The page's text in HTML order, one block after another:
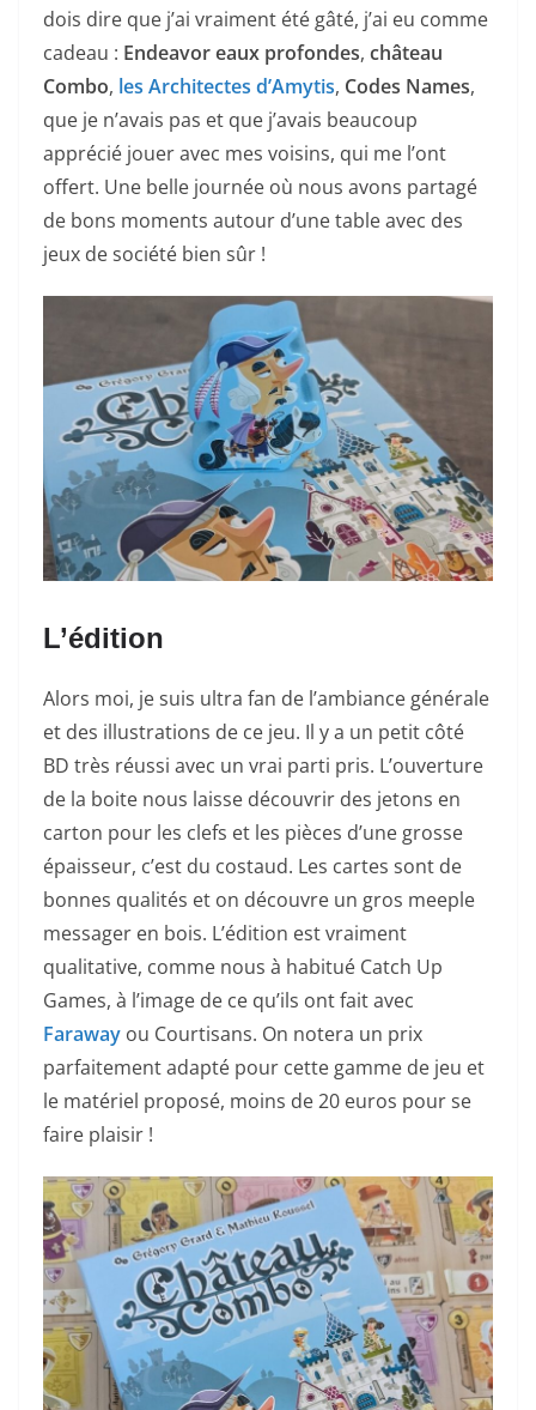
dois dire que j’ai vraiment été gâté, j’ai eu comme
cadeau : Endeavor eaux profondes, château
Combo, les Architectes d’Amytis, Codes Names,
que je n’avais pas et que j’avais beaucoup
apprécié jouer avec mes voisins, qui me l’ont
offert. Une belle journée où nous avons partagé
de bons moments autour d’une table avec des
jeux de société bien sûr !
L’édition
Alors moi, je suis ultra fan de l’ambiance générale
et des illustrations de ce jeu. Il y a un petit côté
BD très réussi avec un vrai parti pris. L’ouverture
de la boite nous laisse découvrir des jetons en
carton pour les clefs et les pièces d’une grosse
épaisseur, c’est du costaud. Les cartes sont de
bonnes qualités et on découvre un gros meeple
messager en bois. L’édition est vraiment
qualitative, comme nous à habitué Catch Up
Games, à l’image de ce qu’ils ont fait avec
Faraway ou Courtisans. On notera un prix
parfaitement adapté pour cette gamme de jeu et
le matériel proposé, moins de 20 euros pour se
faire plaisir !